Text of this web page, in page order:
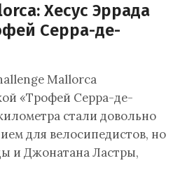
Хесус Эррада
Серра-де-
Mallorca
«Трофей Серра-де-
стали довольно
для велосипедистов, но
и Джонатана Ластры,